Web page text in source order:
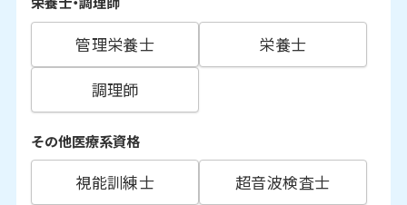
管理栄養士
栄養士
調理師
その他医療系資格
視能訓練士
超音波検査士